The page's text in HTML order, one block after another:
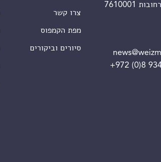
+972 (0)8
צרו קשר
מפת הקמפוס
סיורים וביקורים